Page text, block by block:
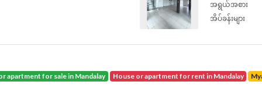
အရွယ်အစား
အိပ်ခန်းများ
apartment for sale in Mandalay house or apartment for rent in Mandalay